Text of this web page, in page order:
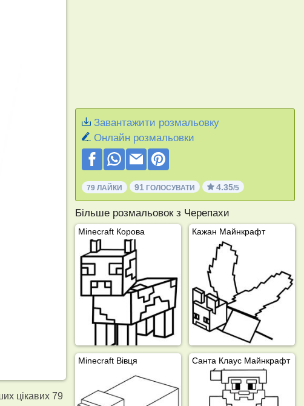
цікавих 79
Завантажити розмальовку
Онлайн розмальовки
79 ЛАЙКИ 91 ГОЛОСУВАТИ 4.35/5
Більше розмальовок з Черепахи
Minecraft Корова Кажан Майнкрафт
Minecraft Вівця Санта Клаус Майнкрафт